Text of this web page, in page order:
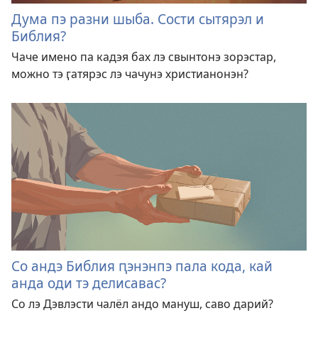
Дума пэ разни шыба. Сости сытярэл и
Библия?
Чаче имено па кадэя бах лэ свынтонэ зорэстар,
можно тэ ӷатярэс лэ чачунэ христианонэн?
Со андэ Библия ԥэнэнпэ пала кода, кай
анда оди тэ делисавас?
Со лэ Дэвлэсти чалёл андо мануш, саво дарий?